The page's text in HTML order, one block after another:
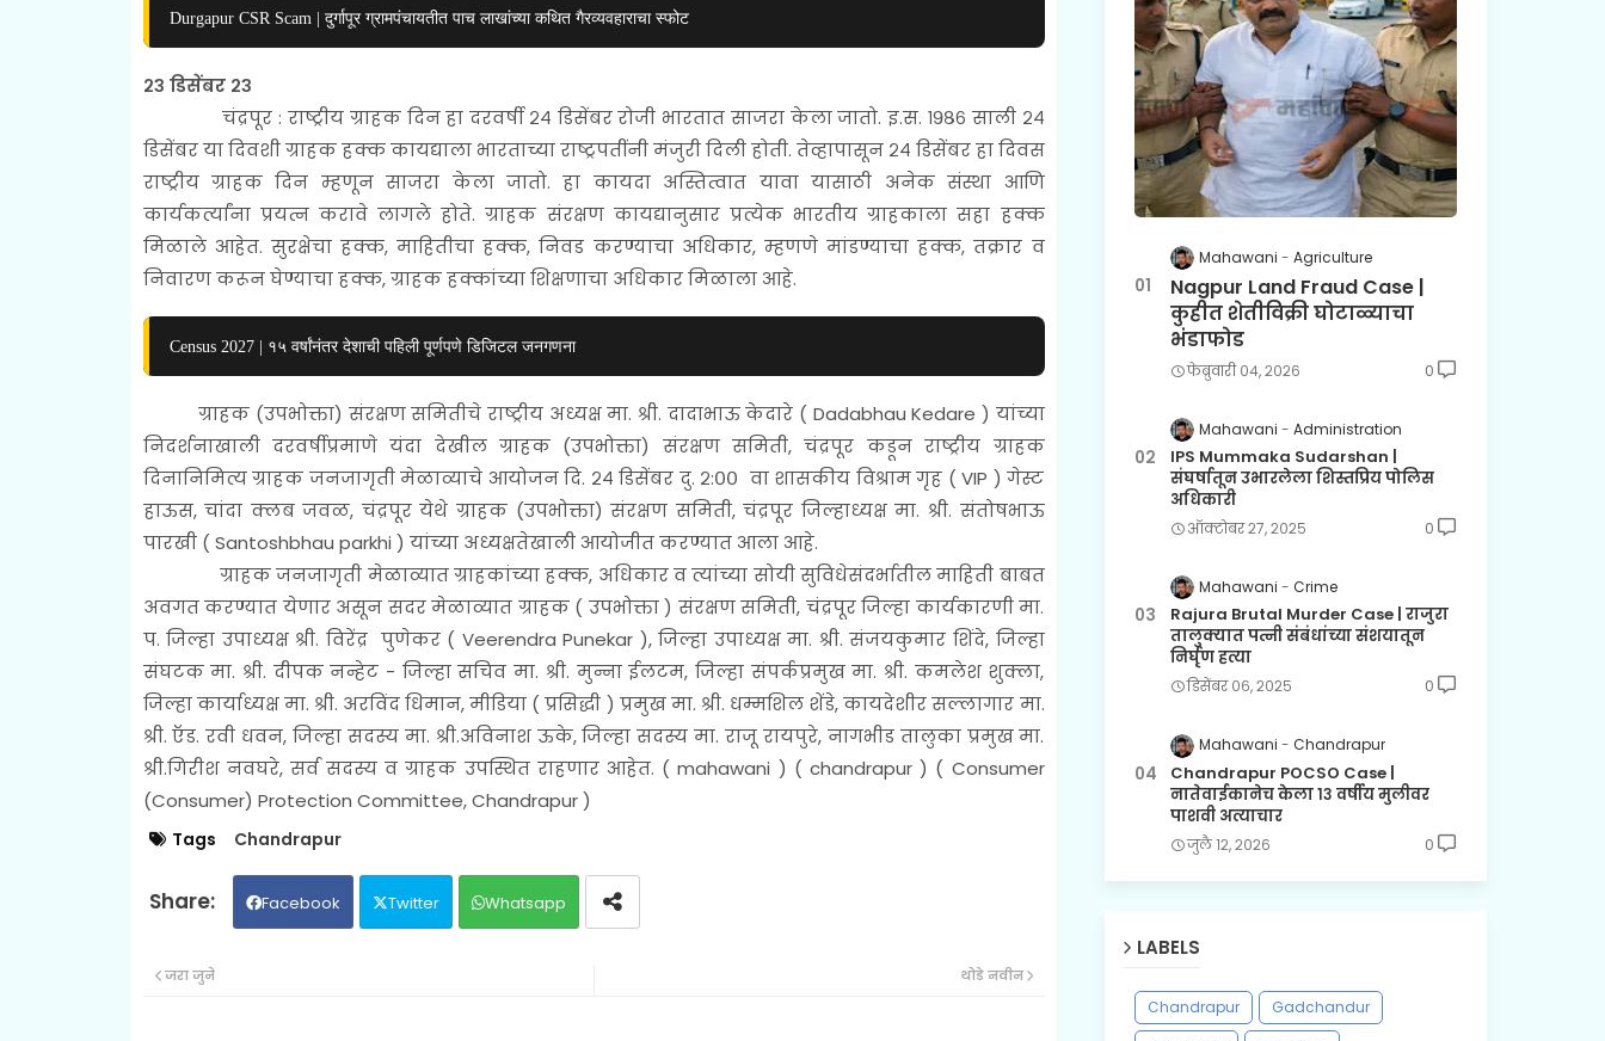
Durgapur CSR Scam | दुर्गापूर ग्रामपंचायतीत पाच लाखांच्या कथित गैरव्यवहाराचा स्फोट
२३ डिसेंबर २३
चंद्रपूर : राष्ट्रीय ग्राहक दिन हा दरवर्षी २४ डिसेंबर रोजी भारतात साजरा केला जातो. इ.स. १९८६ साली २४
डिसेंबर या दिवशी ग्राहक हक्क कायद्याला भारताच्या राष्ट्रपतींनी मंजुरी दिली होती. तेव्हापासून २४ डिसेंबर हा दिवस
राष्ट्रीय ग्राहक दिन म्हणून साजरा केला जातो. हा कायदा अस्तित्वात यावा यासाठी अनेक संस्था आणि
कार्यकर्त्यांना प्रयत्न करावे लागले होते. ग्राहक संरक्षण कायद्यानुसार प्रत्येक भारतीय ग्राहकाला सहा हक्क
मिळाले आहेत. सुरक्षेचा हक्क, माहितीचा हक्क, निवड करण्याचा अधिकार, म्हणणे मांडण्याचा हक्क, तक्रार व
निवारण करून घेण्याचा हक्क, ग्राहक हक्कांच्या शिक्षणाचा अधिकार मिळाला आहे.
Census 2027 | १५ वर्षांनंतर देशाची पहिली पूर्णपणे डिजिटल जनगणना
ग्राहक (उपभोक्ता) संरक्षण समितीचे राष्ट्रीय अध्यक्ष मा. श्री. दादाभाऊ केदारे ( Dadabhau Kedare ) यांच्या
निदर्शनाखाली दरवर्षीप्रमाणे यंदा देखील ग्राहक (उपभोक्ता) संरक्षण समिती, चंद्रपूर कडून राष्ट्रीय ग्राहक
दिनानिमित्य ग्राहक जनजागृती मेळाव्याचे आयोजन दि. २४ डिसेंबर दु. २:०० वा शासकीय विश्राम गृह ( VIP ) गेस्ट
हाऊस, चांदा क्लब जवळ, चंद्रपूर येथे ग्राहक (उपभोक्ता) संरक्षण समिती, चंद्रपूर जिल्हाध्यक्षमा. श्री. संतोषभाऊ
पारखी ( Santoshbhau parkhi ) यांच्या अध्यक्षतेखाली आयोजीत करण्यात आला आहे.
ग्राहक जनजागृती मेळाव्यात ग्राहकांच्या हक्क, अधिकार व त्यांच्या सोयी सुविधेसंदर्भातील माहिती बाबत
अवगत करण्यात येणार असून सदर मेळाव्यात ग्राहक ( उपभोक्ता ) संरक्षण समिती, चंद्रपूर जिल्हा कार्यकारणी मा.
प. जिल्हा उपाध्यक्ष श्री. विरेंद्र पुणेकर ( Veerendra Punekar ), जिल्हा उपाध्यक्ष मा. श्री. संजयकुमार शिंदे, जिल्हा
संघटक मा. श्री. दीपक नन्हेट - जिल्हा सचिव मा. श्री. मुन्ना ईलटम, जिल्हा संपर्कप्रमुख मा. श्री. कमलेश शुक्ला,
जिल्हा कार्याध्यक्ष मा. श्री. अरविंद धिमान, मीडिया ( प्रसिद्धी ) प्रमुख मा. श्री. धम्मशिल शेंडे, कायदेशीर सल्लागार मा.
श्री. ऍड. रवी धवन, जिल्हा सदस्य मा. श्री.अविनाश ऊके, जिल्हा सदस्य मा. राजू रायपुरे, नागभीड तालुका प्रमुख मा.
श्री.गिरीश नवघरे, सर्व सदस्य व ग्राहक उपस्थित राहणार आहेत. ( mahawani ) ( chandrapur ) ( Consumer
(Consumer) Protection Committee, Chandrapur )
Tags Chandrapur
Facebook Twitter Whatsapp
थोडे नवीन
जरा जुने
Mahawani Agriculture
Nagpur Land Fraud Case |
कुहीत शेतीविक्री घोटाळ्याचा
भंडाफोड
फेब्रुवारी ०४, २०२६ 0
Mahawani Administration
IPS Mummaka Sudarshan |
संघर्षातून उभारलेला शिस्तप्रिय पोलिस
अधिकारी
ऑक्टोबर २७, २०२५ 0
Mahawani Crime
Rajura Brutal Murder Case | राजुरा
तालुक्यात पत्नी संबंधांच्या संशयातून
निर्घृण हत्या
डिसेंबर ०६, २०२५ 0
Mahawani Chandrapur
Chandrapur POCSO Case |
नातेवाईकानेच केला १३ वर्षीय मुलीवर
पाशवी अत्याचार
जुलै १२, २०२६ 0
LABELS
Chandrapur
Gadchandur